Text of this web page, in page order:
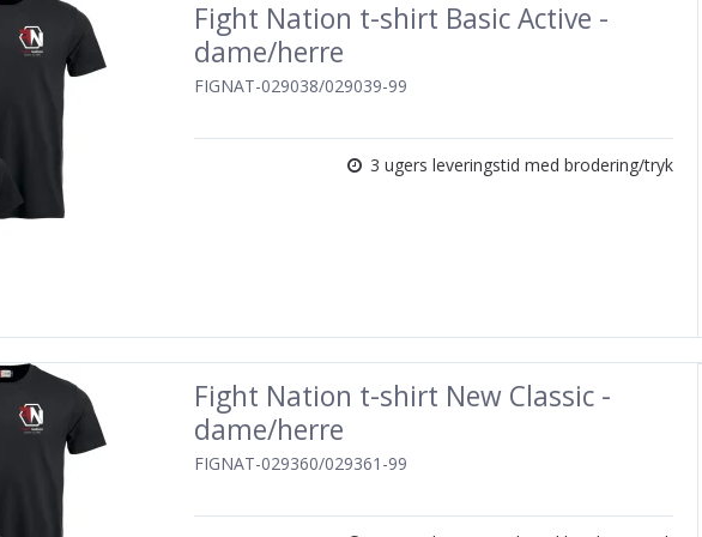
Fight Nation t-shirt Basic Active -
dame/herre
FIGNAT-029038/029039-99
3 ugers leveringstid med brodering/tryk
Fight Nation t-shirt New Classic -
dame/herre
FIGNAT-029360/029361-99